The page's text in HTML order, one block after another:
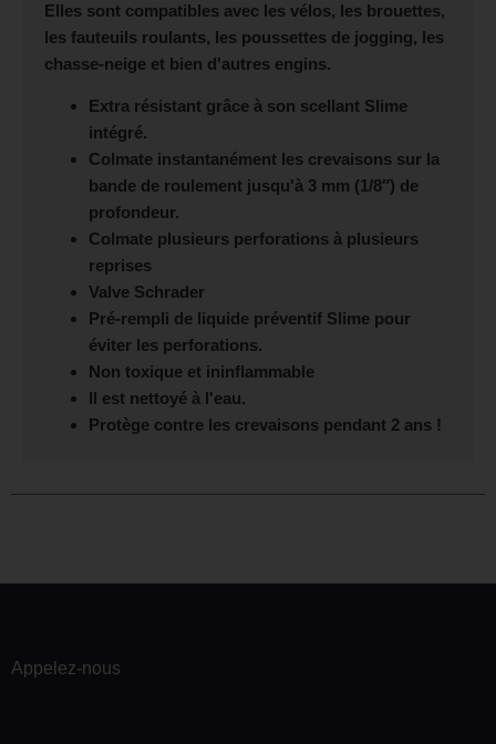
Elles sont compatibles avec les vélos, les brouettes,
les fauteuils roulants, les poussettes de jogging, les
chasse-neige et bien d'autres engins.
Extra résistant grâce à son scellant Slime
intégré.
Colmate instantanément les crevaisons sur la
bande de roulement jusqu'à 3 mm (1/8″) de
profondeur.
Colmate plusieurs perforations à plusieurs
reprises
Valve Schrader
Pré-rempli de liquide préventif Slime pour
éviter les perforations.
Non toxique et ininflammable
Il est nettoyé à l'eau.
Protège contre les crevaisons pendant 2 ans !
Appelez-nous